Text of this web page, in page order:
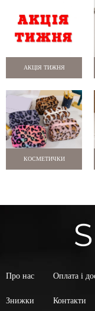
АКЦІЯ ТИЖНЯ
КОСМЕТИЧКИ
Про нас Оплата і
Знижки Контакти